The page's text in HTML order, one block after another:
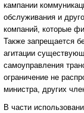
кампании
обслуживания и
компаний, которые
Также запрещается
агитации
самоуправления
ограничение не
министра, других
В части